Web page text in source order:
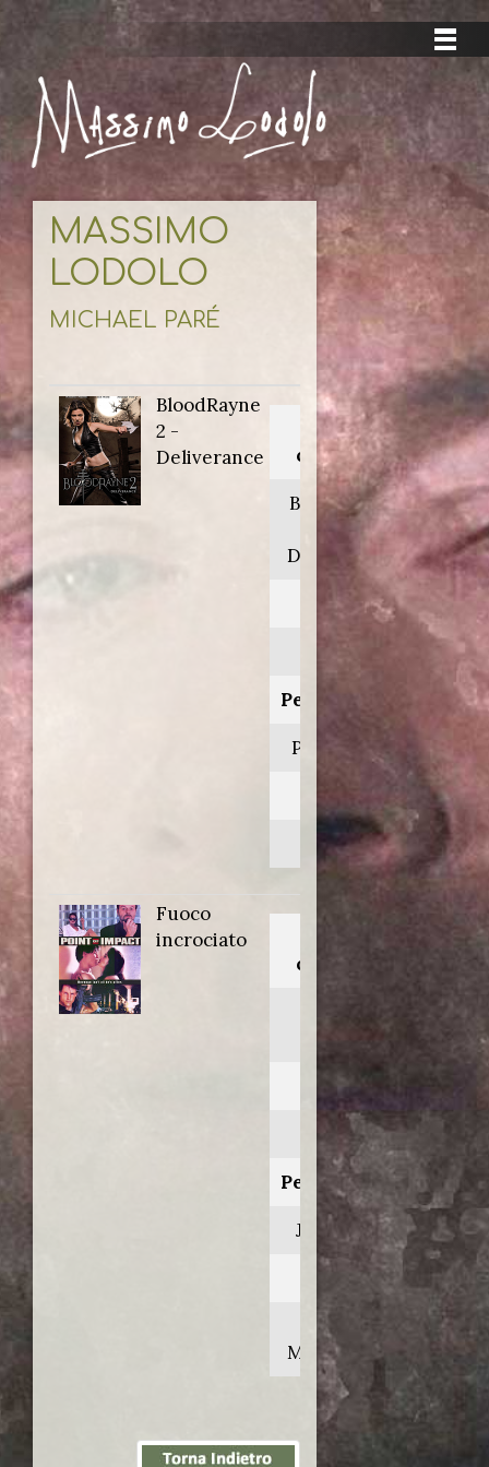
MASSIMO
LODOLO
MICHAEL PARÉ
BloodRayne
2 -
Deliverance
Titolo
originale:
BloodRayne
Deliverance
Anno:
Personaggio:
Pat Garrett
Uwe Boll
Fuoco
incrociato
originale:
impact
Anno:
1993
Personaggio:
Jack Davis
Regia di:
Bob
Misiorowski